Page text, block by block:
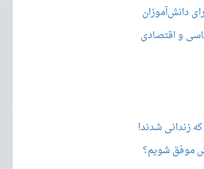
دانش‌آموزان
و اقتصادی
زندانی شدند!
موفق شویم؟